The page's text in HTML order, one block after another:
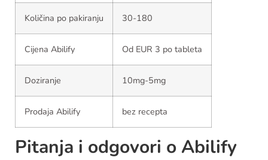
Količina po pakiranju 30-180
Cijena Abilify Od EUR 3 po tableta
Doziranje 10mg-5mg
Prodaja Abilify bez recepta
Pitanja i odgovori o Abilify